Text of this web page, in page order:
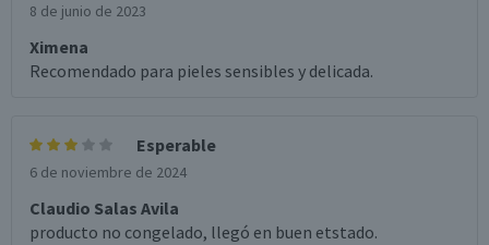
8 de junio de 2023
Ximena
Recomendado para pieles sensibles y delicada.
Esperable
6 de noviembre de 2024
Claudio Salas Avila
producto no congelado, llegó en buen etstado.